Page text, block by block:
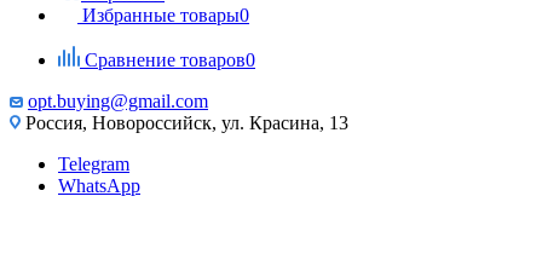
Избранные товары0
Сравнение товаров0
opt.buying@gmail.com
Россия, Новороссийск, ул. Красина, 13
Telegram
WhatsApp